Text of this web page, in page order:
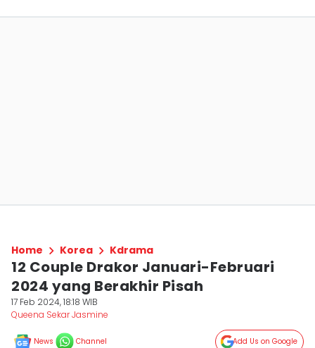
Home Korea Kdrama
12 Couple Drakor Januari-Februari
2024 yang Berakhir Pisah
17 Feb 2024, 18:18 WIB
Queena Sekar Jasmine
News Channel Add Us on Google